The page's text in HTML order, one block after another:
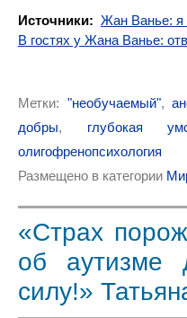
Источники: Жан Ванье: я
В гостях у Жана Ванье:
Метки: "необучаемый",
добры, глубокая
олигофренопсихология
Размещено в категории
«Страх
об аутизме
силу!»